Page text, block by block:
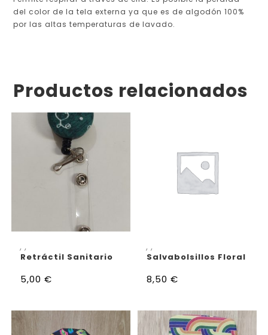
del color de la tela externa ya que es de algodón 100%
por las altas temperaturas de lavado.
Productos relacionados
, ,
Retráctil Sanitario
5,00 €
,,
Salvabolsillos Floral
8,50€